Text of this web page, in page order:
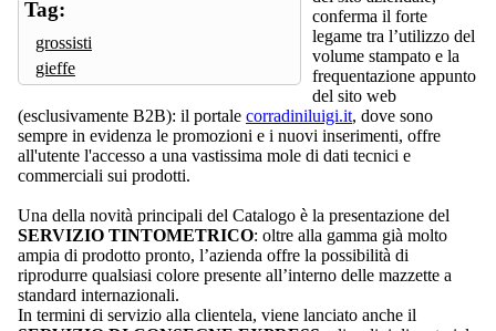
Tag:
grossisti
gieffe
conferma il forte
legame tra l’utilizzo del
volume stampato e la
frequentazione appunto
del sito web
(esclusivamente B2B): il portale corradiniluigi.it, dove sono
sempre in evidenza le promozioni e i nuovi inserimenti, offre
all'utente l'accesso a una vastissima mole di dati tecnici e
commerciali sui prodotti.
Una della novità principali del Catalogo è la presentazione del
SERVIZIO TINTOMETRICO: oltre alla gamma già molto
ampia di prodotto pronto, l’azienda offre la possibilità di
riprodurre qualsiasi colore presente all’interno delle mazzette a
standard internazionali.
In termini di servizio alla clientela, viene lanciato anche il